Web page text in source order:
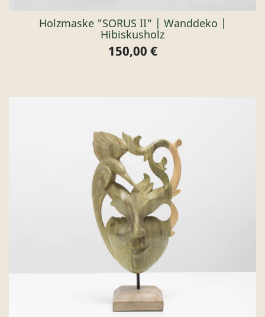
Holzmaske "SORUS II" | Wanddeko |
Hibiskusholz
Preis
150,00 €